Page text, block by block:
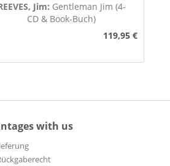
Jim: Gentleman Jim (4-
CD & Book-Buch)
119,95 €
with us